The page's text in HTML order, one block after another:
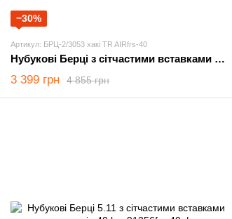
−30%
Артикул: БРЦ-2/3053 хакі TR AIRfrs-40
Нубукові Берці з сітчастими вставками хакі розмір 40
4 855 грн
3 399 грн